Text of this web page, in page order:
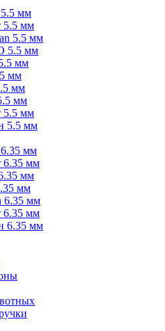
мм
5.5 мм
5.5 мм
5.5 мм
мм
мм
мм
мм
5.5 мм
5.5 мм
мм
6.35 мм
мм
мм
6.35 мм
6.35 мм
6.35 мм